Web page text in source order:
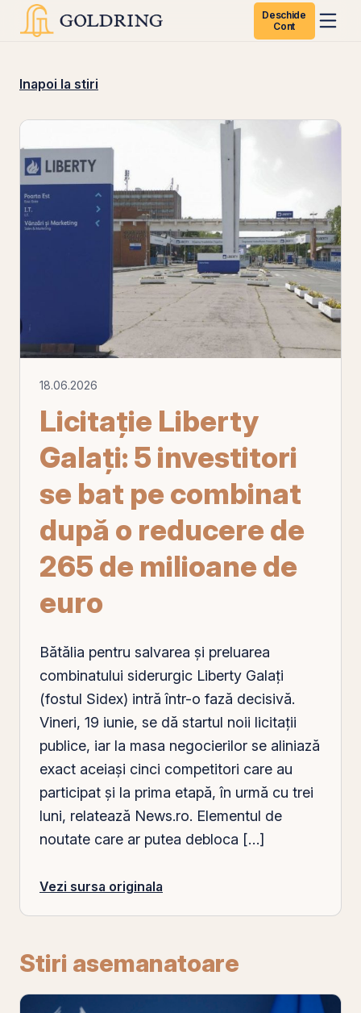
Deschide
Cont
Inapoi la stiri
18.06.2026
Licitație Liberty
Galați: 5 investitori
se bat pe combinat
după o reducere de
265 de milioane de
euro
Bătălia pentru salvarea și preluarea
combinatului siderurgic Liberty Galați
(fostul Sidex) intră într-o fază decisivă.
Vineri, 19 iunie, se dă startul noii licitații
publice, iar la masa negocierilor se aliniază
exact aceiași cinci competitori care au
participat și la prima etapă, în urmă cu trei
luni, relatează News.ro. Elementul de
noutate care ar putea debloca […]
Vezi sursa originala
Stiri asemanatoare